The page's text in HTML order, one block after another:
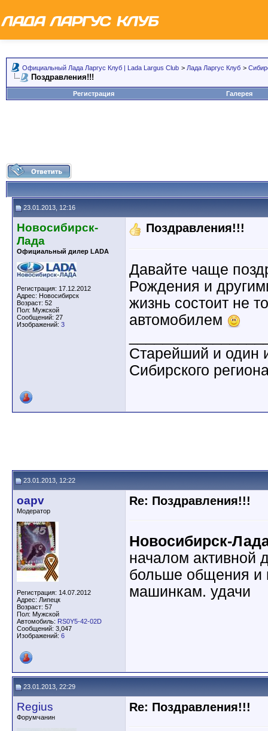
Официальный Лада Ларгус Клуб | Lada Largus Club > Лада Ларгус Клуб >
Поздравления!!!
Регистрация Галерея
23.01.2013, 12:16
Новосибирск-
Лада
Официальный дилер LADA
Регистрация: 17.12.2012
Адрес: Новосибирск
Возраст: 52
Пол: Мужской
Сообщений: 27
Изображений: 3
Поздравления!!!
Давайте чаще
Рождения и
жизнь состоит не
автомобилем
Старейший и один
Сибирского
23.01.2013, 12:22
oapv
Модератор
Регистрация: 14.07.2012
Адрес: Липецк
Возраст: 57
Пол: Мужской
Автомобиль: RS0Y5-42-02D
Сообщений: 3,047
Изображений: 6
Re: Поздравления!!!
Новосибирск-
началом активной
больше общения
машинкам. удачи
23.01.2013, 22:29
Regius
Форумчанин
Re: Поздравления!!!